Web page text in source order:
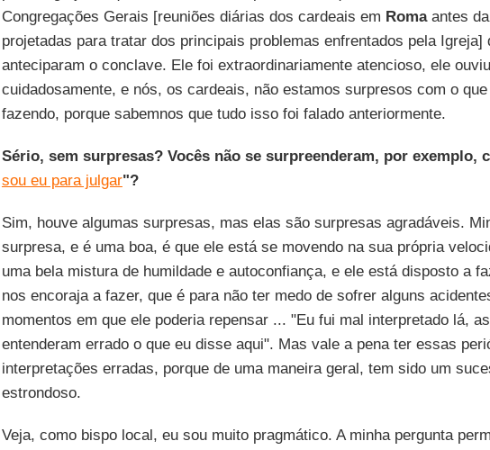
Congregações Gerais [reuniões diárias dos cardeais em Romaantes da
projetadas para tratar dos principais problemas enfrentados pela Igreja]
anteciparam o conclave. Ele foi extraordinariamente atencioso, ele ouviu
cuidadosamente, e nós, os cardeais, não estamos surpresos com o
fazendo, porque sabemnos que tudo isso foi falado anteriormente.
Sério, sem surpresas? Vocês não se surpreenderam, por exemplo,
sou eu para julgar"?
Sim, houve algumas surpresas, mas elas são ​​surpresas agradáveis.
surpresa, e é uma boa, é que ele está se movendo na sua própria
uma bela mistura de humildade e autoconfiança, e ele está disposto a
nos encoraja a fazer, que é para não ter medo de sofrer alguns
momentos em que ele poderia repensar ... "Eu fui mal interpretado lá,
entenderam errado o que eu disse aqui". Mas vale a pena ter essas
interpretações erradas, porque de uma maneira geral, tem sido um
estrondoso.
Veja, como bispo local, eu sou muito pragmático. A minha pergunta